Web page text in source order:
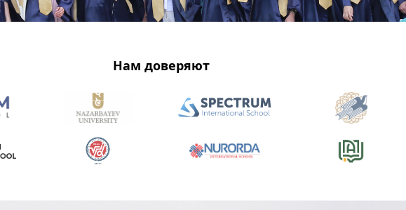
Нам доверяют